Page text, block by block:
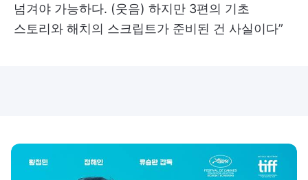
넘겨야 가능하다. (웃음) 하지만 3편의 기초
스토리와 해치의 스크립트가 준비된 건 사실이다”